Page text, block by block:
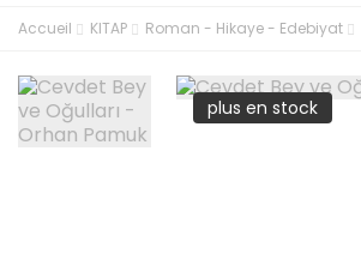
Accueil KITAP Roman - Hikaye - Edebiyat
plus en stock